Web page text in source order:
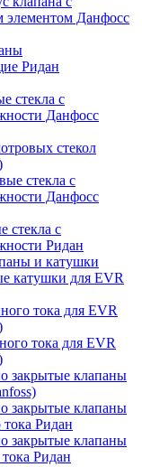
элементом Данфосс
Ридан
стекла с
Данфосс
стекол
стекла с
Данфосс
стекла с
Ридан
и катушки
катушки для EVR
тока для EVR
тока для EVR
закрытые клапаны
закрытые клапаны
Ридан
закрытые клапаны
Ридан